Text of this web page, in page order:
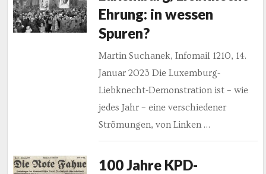
Ehrung: in wessen
Spuren?
Martin Suchanek, Infomail 1210, 14.
Januar 2023 Die Luxemburg-
Liebknecht-Demonstration ist – wie
jedes Jahr – eine verschiedener
Strömungen, von Linken …
100 Jahre KPD-